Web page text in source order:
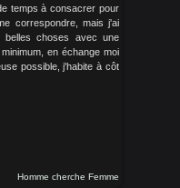
temps à consacrer pour
correspondre, mais j'ai
belles choses avec une
en échange moi
possible, j'habite à côt
Homme cherche Femme